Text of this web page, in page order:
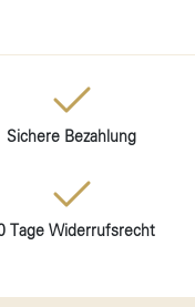
Sichere Bezahlung
Tage Widerrufsrecht